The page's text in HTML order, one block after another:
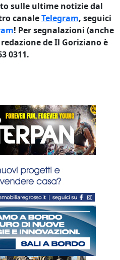
sulle ultime notizie dal
canaleTelegram, seguici
! Per segnalazioni (anche
de Il Goriziano è
0311.